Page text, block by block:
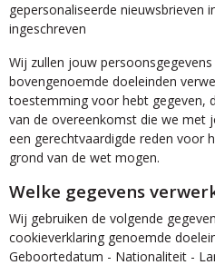
gepersonaliseerde nieuwsbrieven
ingeschreven
Wij zullen jouw
bovengenoemde doeleinden
toestemming voor hebt gegeven,
van de overeenkomst die we met
een gerechtvaardigde reden voor
grond van de wet mogen.
Welke gegevens
Wij gebruiken de volgende
cookieverklaring genoemde
Geboortedatum - Nationaliteit -